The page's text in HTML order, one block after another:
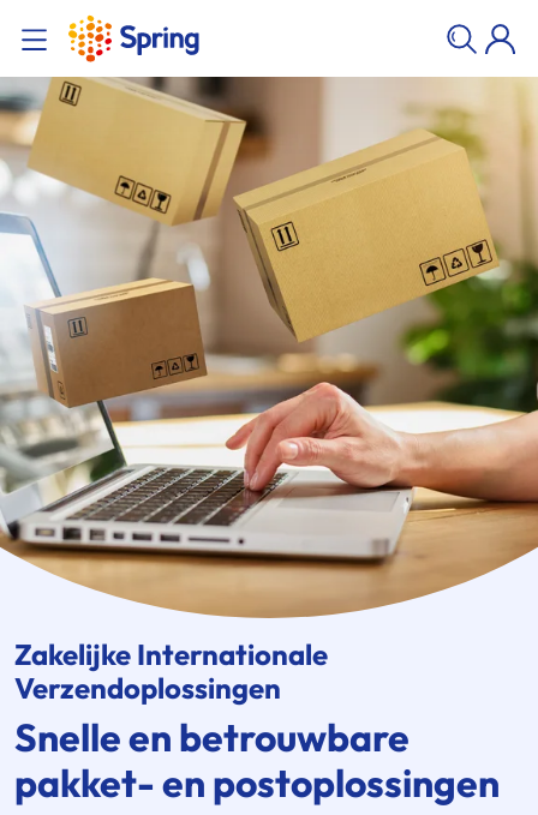
Zakelijke Internationale
Verzendoplossingen
Snelle en betrouwbare
pakket- en postoplossingen